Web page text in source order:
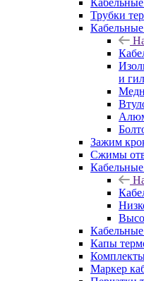
Трубки
и
Зажим
Сжимы
Капы
Комплекты
Маркер